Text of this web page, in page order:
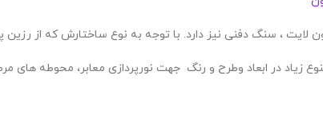
لایت ، سنگ دفنی نیز دارد. با توجه به نوع ساختارش که از
زیاد در ابعاد وطرح و رنگ جهت نورپردازی معابر، محوطه های